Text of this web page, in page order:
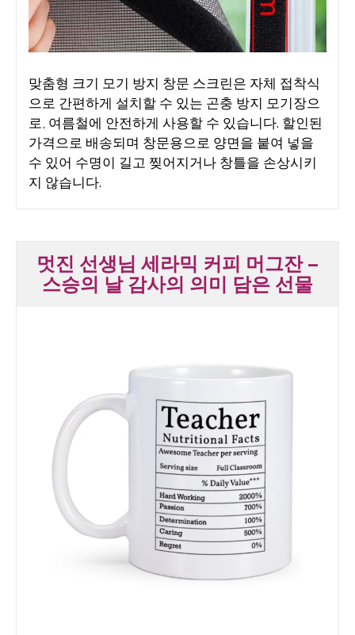
맞춤형 크기 모기 방지 창문 스크린은 자체 접착식
으로 간편하게 설치할 수 있는 곤충 방지 모기장으
로, 여름철에 안전하게 사용할 수 있습니다. 할인된
가격으로 배송되며 창문용으로 양면을 붙여 넣을
수 있어 수명이 길고 찢어지거나 창틀을 손상시키
지 않습니다.
멋진 선생님 세라믹 커피 머그잔 –
스승의 날 감사의 의미 담은 선물